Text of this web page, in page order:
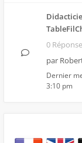
0
par
Dernier
3:10 pm